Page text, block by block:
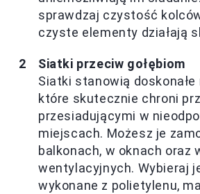
sprawdzaj czystość
czyste elementy działają
Siatki przeciw gołębiom
Siatki stanowią doskonałe
które skutecznie chroni
przesiadującymi w
miejscach. Możesz je
balkonach, w oknach oraz
wentylacyjnych. Wybieraj
wykonane z polietylenu,